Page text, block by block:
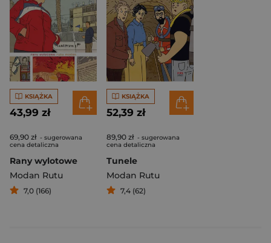
KSIĄŻKA
43,99 zł
69,90 zł - sugerowana
cena detaliczna
Rany wylotowe
Modan Rutu
7,0 (166)
KSIĄŻKA
52,39 zł
89,90 zł - sugerowana
cena detaliczna
Tunele
Modan Rutu
7,4 (62)